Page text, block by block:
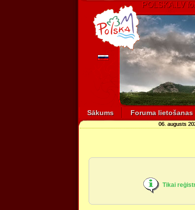
POLSKA.LV
Sākums Foruma
06. augusts
Tikai